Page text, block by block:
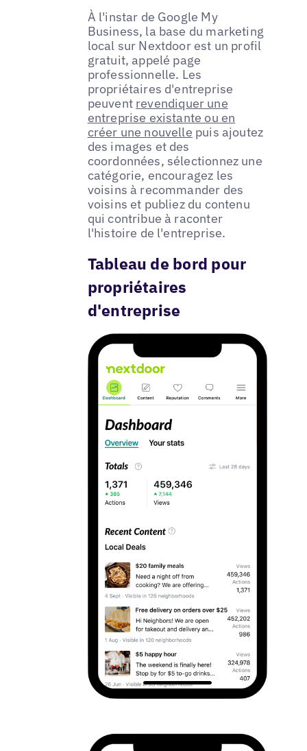
À l'instar de Google My
Business, la base du marketing
local sur Nextdoor est un profil
gratuit, appelé page
professionnelle. Les
propriétaires d'entreprise
peuvent revendiquer une
entreprise existante ou en
créer une nouvelle puis ajoutez
des images et des
coordonnées, sélectionnez une
catégorie, encouragez les
voisins à recommander des
voisins et publiez du contenu
qui contribue à raconter
l'histoire de l'entreprise.
Tableau de bord pour
propriétaires
d'entreprise